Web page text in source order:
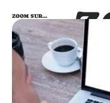
ZOOM SUR…